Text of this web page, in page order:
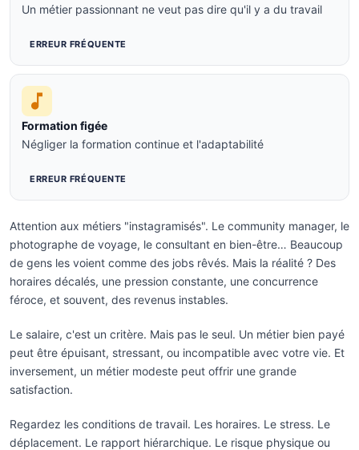
Un métier passionnant ne veut pas dire qu'il y a du travail
ERREUR FRÉQUENTE
Formation figée
Négliger la formation continue et l'adaptabilité
ERREUR FRÉQUENTE
Attention aux métiers "instagramisés". Le community manager, le
photographe de voyage, le consultant en bien-être… Beaucoup
de gens les voient comme des jobs rêvés. Mais la réalité ? Des
horaires décalés, une pression constante, une concurrence
féroce, et souvent, des revenus instables.
Le salaire, c'est un critère. Mais pas le seul. Un métier bien payé
peut être épuisant, stressant, ou incompatible avec votre vie. Et
inversement, un métier modeste peut offrir une grande
satisfaction.
Regardez les conditions de travail. Les horaires. Le stress. Le
déplacement. Le rapport hiérarchique. Le risque physique ou